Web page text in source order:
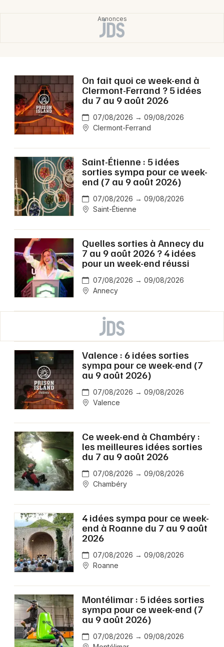
On fait quoi ce week-end à
Clermont-Ferrand ? 5 idées
du 7 au 9 août 2026
07/08/2026 → 09/08/2026
Clermont-Ferrand
Saint-Étienne : 5 idées
sorties sympa pour ce week-
end (7 au 9 août 2026)
07/08/2026 → 09/08/2026
Saint-Étienne
Quelles sorties à Annecy du
7 au 9 août 2026 ? 4 idées
pour un week-end réussi
07/08/2026 → 09/08/2026
Annecy
Valence : 6 idées sorties
sympa pour ce week-end (7
au 9 août 2026)
07/08/2026 → 09/08/2026
Valence
Ce week-end à Chambéry :
les meilleures idées sorties
du 7 au 9 août 2026
07/08/2026 → 09/08/2026
Chambéry
4 idées sympa pour ce week-
end à Roanne du 7 au 9 août
2026
07/08/2026 → 09/08/2026
Roanne
Montélimar : 5 idées sorties
sympa pour ce week-end (7
au 9 août 2026)
07/08/2026 → 09/08/2026